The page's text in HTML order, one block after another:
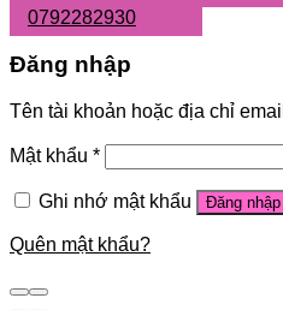
0792282930
Đăng nhập
Tên tài khoản hoặc địa chỉ email
Mật khẩu *
Ghi nhớ mật khẩu Đăng nhập
Quên mật khẩu?